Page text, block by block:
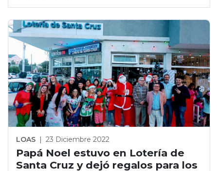
LOAS | 23 Diciembre 2022
Papá Noel estuvo en Lotería de
Santa Cruz y dejó regalos para los